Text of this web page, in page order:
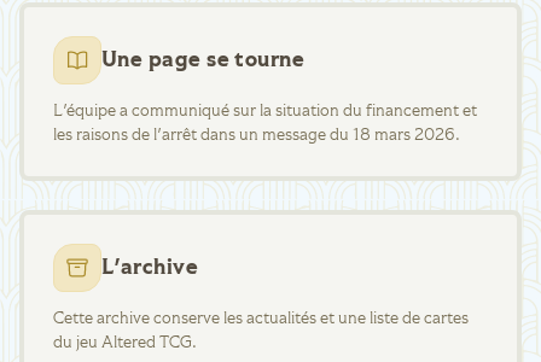
Une page se tourne
L'équipe a communiqué sur la situation du financement et
les raisons de l'arrêt dans un message du 18 mars 2026.
L'archive
Cette archive conserve les actualités et une liste de cartes
du jeu Altered TCG.